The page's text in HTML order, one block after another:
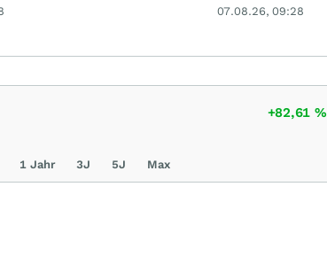
zeigen!
07.08.26, 09:28
+82,61 %
1 Jahr 3J 5J Max